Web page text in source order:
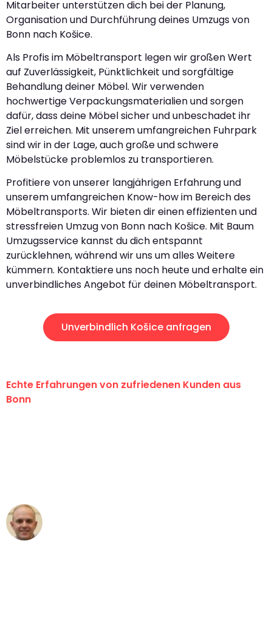
Mitarbeiter unterstützen dich bei der Planung,
Organisation und Durchführung deines Umzugs von
Bonn nach Košice.
Als Profis im Möbeltransport legen wir großen Wert
auf Zuverlässigkeit, Pünktlichkeit und sorgfältige
Behandlung deiner Möbel. Wir verwenden
hochwertige Verpackungsmaterialien und sorgen
dafür, dass deine Möbel sicher und unbeschadet ihr
Ziel erreichen. Mit unserem umfangreichen Fuhrpark
sind wir in der Lage, auch große und schwere
Möbelstücke problemlos zu transportieren.
Profitiere von unserer langjährigen Erfahrung und
unserem umfangreichen Know-how im Bereich des
Möbeltransports. Wir bieten dir einen effizienten und
stressfreien Umzug von Bonn nach Košice. Mit Baum
Umzugsservice kannst du dich entspannt
zurücklehnen, während wir uns um alles Weitere
kümmern. Kontaktiere uns noch heute und erhalte ein
unverbindliches Angebot für deinen Möbeltransport.
Unverbindlich Košice anfragen
Echte Erfahrungen von zufriedenen Kunden aus
Bonn